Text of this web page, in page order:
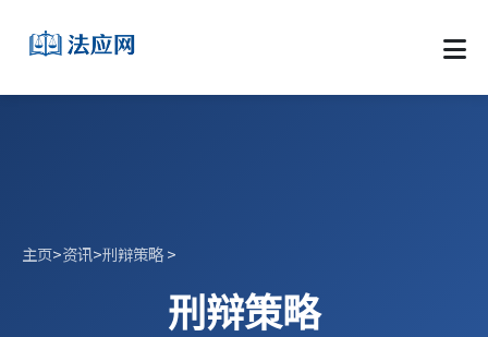
主页>资讯>刑辩策略>
刑辩策略